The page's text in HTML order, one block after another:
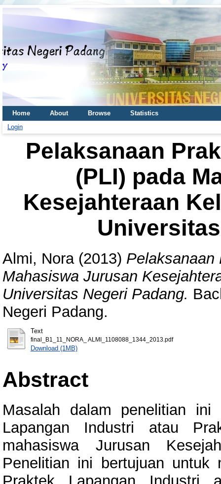
Home About Browse
Statistics
Login
Pelaksanaan
(PLI) pada
Kesejahteraan
Almi, Nora(2013) Pelaksanaan
Mahasiswa Jurusan
Universitas Negeri Padang.
Negeri Padang.
Text
final_B1_11_NORA_ ALMI_1108088_1344_2013.pdf
Download (1MB)
Abstract
Masalah dalam penelitian ini
Lapangan Industri atau
mahasiswa Jurusan
Penelitian ini bertujuan untuk